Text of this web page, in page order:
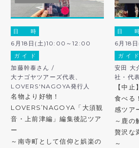
日 時
6月18日(土)10:00～12:00
ガ イ ド
加藤幹泰さん /
大ナゴヤツアーズ代表、
LOVERS'NAGOYA発行人
名物より好物！
LOVERS’NAGOYA「大須観
音・上前津編」編集後記ツア
ー
～南寺町として信仰と娯楽の
日
6月18
ガ イ ド
安田 大
社・代
【中
食べる
感ツア
～鹿の
贅沢な
～